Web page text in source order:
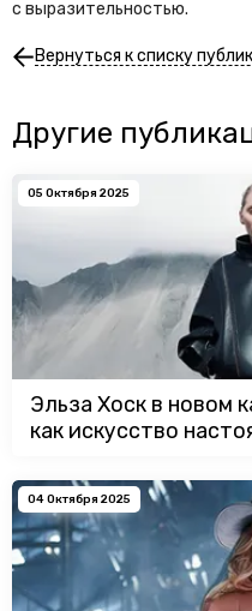
с выразительностью.
Вернуться к списку
Другие
05 Октября 2025
Эльза Хоск в новом
как искусство
04 Октября 2025